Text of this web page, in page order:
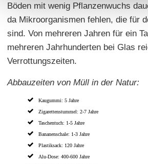
Böden mit wenig Pflanzenwuchs
da Mikroorganismen fehlen, die für
sind. Von mehreren Jahren für ein
mehreren Jahrhunderten bei Glas
Verrottungszeiten.
Abbauzeiten von Müll in der Natur:
Kaugummi: 5 Jahre
Zigarettenstummel: 2-7 Jahre
Taschentuch: 1-5 Jahre
Bananenschale: 1-3 Jahre
Plastiksack: 120 Jahre
Alu-Dose: 400-600 Jahre